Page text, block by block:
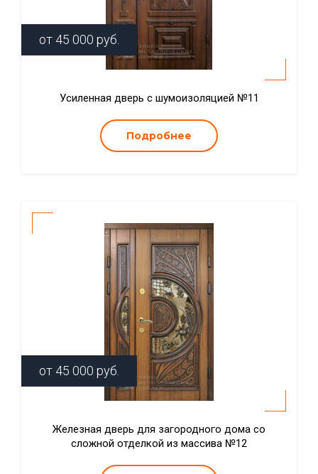
от 45 000 руб.
Усиленная дверь с шумоизоляцией №11
Подробнее
от 45 000 руб.
Железная дверь для загородного дома со
сложной отделкой из массива №12